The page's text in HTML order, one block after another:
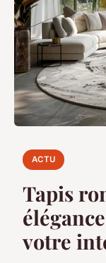
ACTU
Tapis
votre